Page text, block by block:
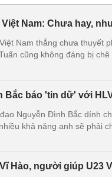
Việt Nam: Chưa hay,
Nam thắng chưa thuyết
cũng không đáng bị
Bắc báo 'tin dữ' với
Nguyễn Đình Bắc dính
khả năng anh sẽ phải
Hào, người giúp U23